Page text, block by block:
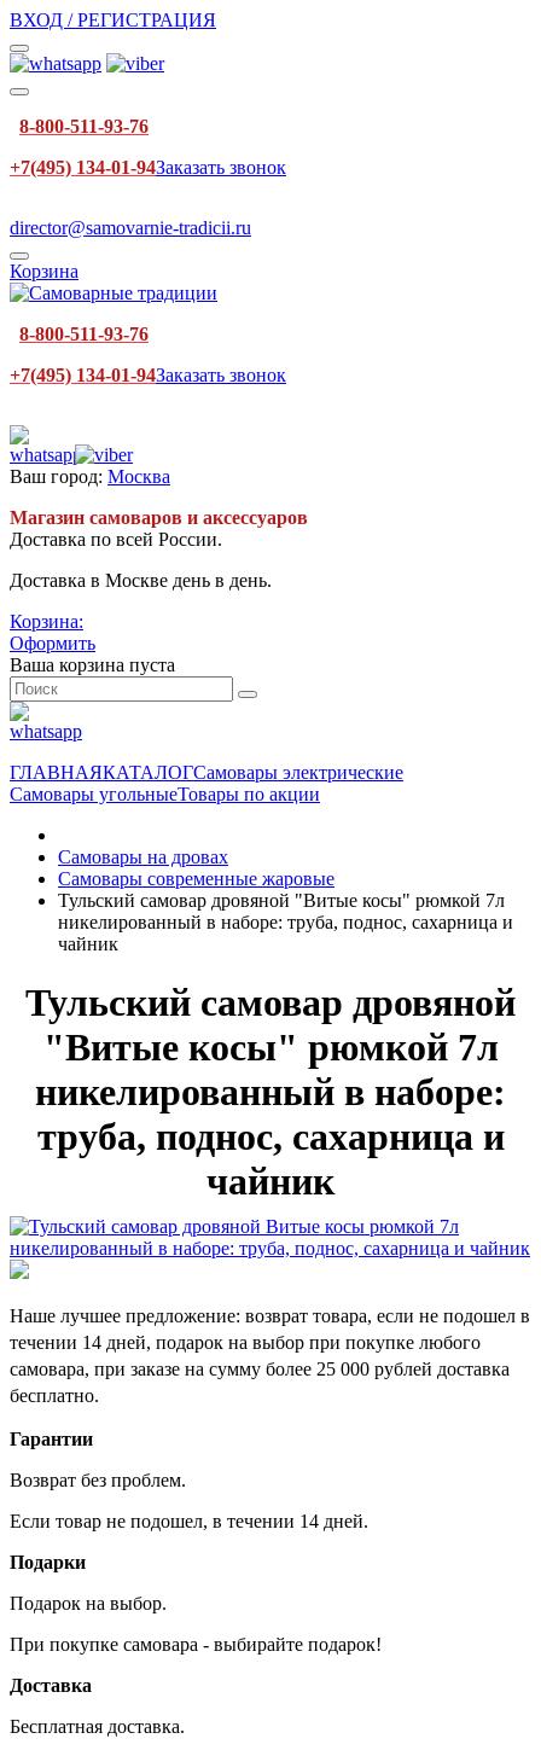
ВХОД / РЕГИСТРАЦИЯ
8-800-511-93-76
+7(495) 134-01-94Заказать звонок
director@samovarnie-tradicii.ru
Корзина
8-800-511-93-76
+7(495) 134-01-94Заказать звонок
Ваш город: Москва
Магазин самоваров и аксессуаров
Доставка по всей России.
Доставка в Москве день в день.
Корзина:
Оформить
Ваша корзина пуста
ГЛАВНАЯКАТАЛОГСамовары электрические
Самовары угольныеТовары по акции
Самовары на дровах
Самовары современные жаровые
Тульский самовар дровяной "Витые косы" рюмкой 7л
никелированный в наборе: труба, поднос, сахарница и
чайник
Тульский самовар дровяной
"Витые косы" рюмкой 7л
никелированный в наборе:
труба, поднос, сахарница и
чайник
Наше лучшее предложение: возврат товара, если не подошел в
течении 14 дней, подарок на выбор при покупке любого
самовара, при заказе на сумму более 25 000 рублей доставка
бесплатно.
Гарантии
Возврат без проблем.
Если товар не подошел, в течении 14 дней.
Подарки
Подарок на выбор.
При покупке самовара - выбирайте подарок!
Доставка
Бесплатная доставка.